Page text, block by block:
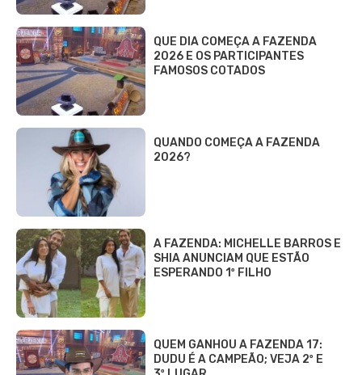
QUE DIA COMEÇA A FAZENDA
2026 E OS PARTICIPANTES
FAMOSOS COTADOS
QUANDO COMEÇA A FAZENDA
2026?
A FAZENDA: MICHELLE BARROS E
SHIA ANUNCIAM QUE ESTÃO
ESPERANDO 1º FILHO
QUEM GANHOU A FAZENDA 17:
DUDU É A CAMPEÃO; VEJA 2º E